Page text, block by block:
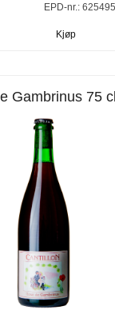
EPD-nr.:
Kjøp
Gambrinus 75 cl